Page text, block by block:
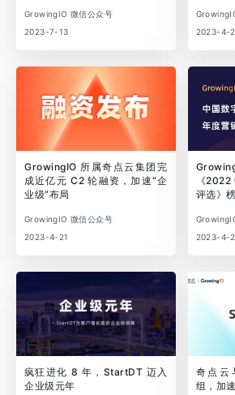
GrowingIO 微信公众号
2023-7-13
2023-4-
GrowingIO 所属奇点云集团完
成近亿元 C2 轮融资，加速“企
业级”布局
GrowingIO 微信公众号
2023-4-21
《
评选》
2023-4-
疯狂进化 8 年，StartDT 迈入
企业级元年
奇点云
组，加